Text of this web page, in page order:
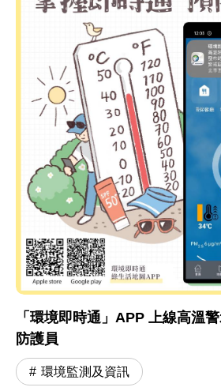
「環境即時通」APP 上線高溫
防護員
環境監測及資訊